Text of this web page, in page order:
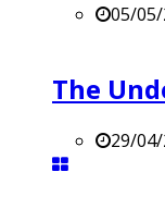
05/
The
29/